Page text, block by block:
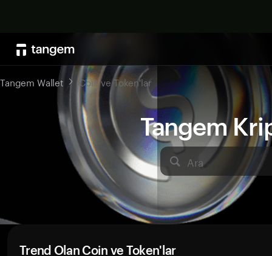
Tangem
Ara
Tangem Wallet Coin ve Token'lar
Trend Olan Coin ve Token'lar